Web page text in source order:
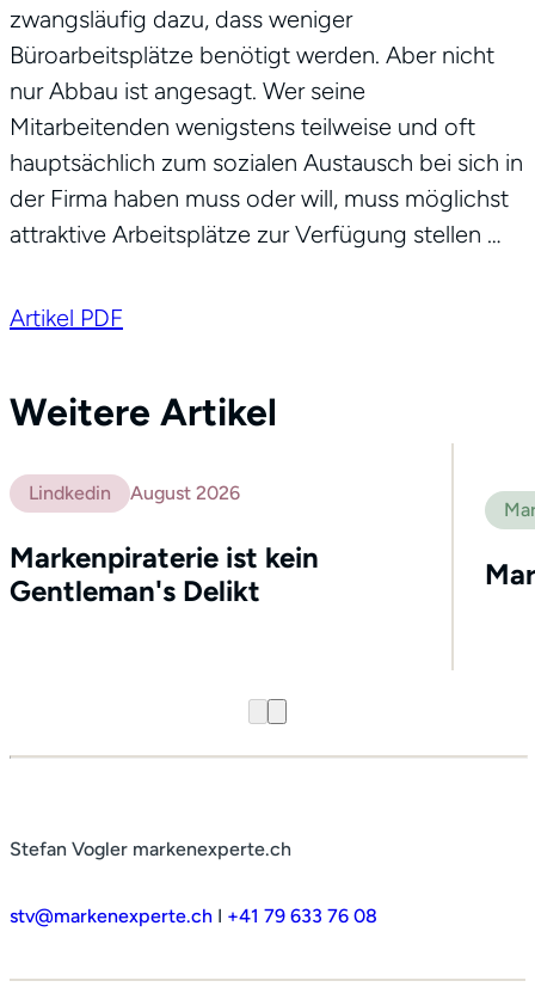
zwangsläufig dazu, dass weniger
Büroarbeitsplätze benötigt werden. Aber nicht
nur Abbau ist angesagt. Wer seine
Mitarbeitenden wenigstens teilweise und oft
hauptsächlich zum sozialen Austausch bei sich in
der Firma haben muss oder will, muss möglichst
attraktive Arbeitsplätze zur Verfügung stellen …
Artikel PDF
Weitere Artikel
Lindkedin August 2026
Markenpiraterie ist kein
Gentleman's Delikt
Stefan Vogler markenexperte.ch
stv@markenexperte.ch I +41 79 633 76 08